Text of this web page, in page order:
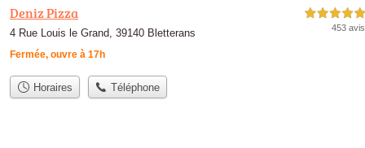
Deniz Pizza
4 Rue Louis le Grand, 39140 Bletterans
Fermée, ouvre à 17h
5,0 étoiles sur 5
453 avis
Horaires Téléphone